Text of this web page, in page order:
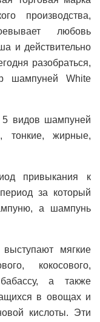
производства,
любовь
и действительно
разобраться,
шампуней White
5 видов шампуней
тонкие, жирные,
привыкания к
за который
а шампунь
мягкие
кокосового,
а также
в овощах и
кислоты. Эти